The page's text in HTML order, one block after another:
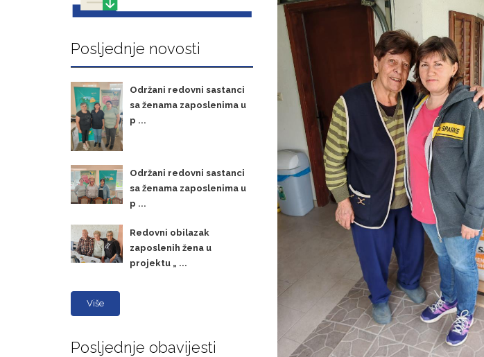
Posljednje novosti
Održani redovni sastanci
sa ženama zaposlenima u
p ...
Održani redovni sastanci
sa ženama zaposlenima u
p ...
Redovni obilazak
zaposlenih žena u
projektu „ ...
Više
Posljednje obavijesti